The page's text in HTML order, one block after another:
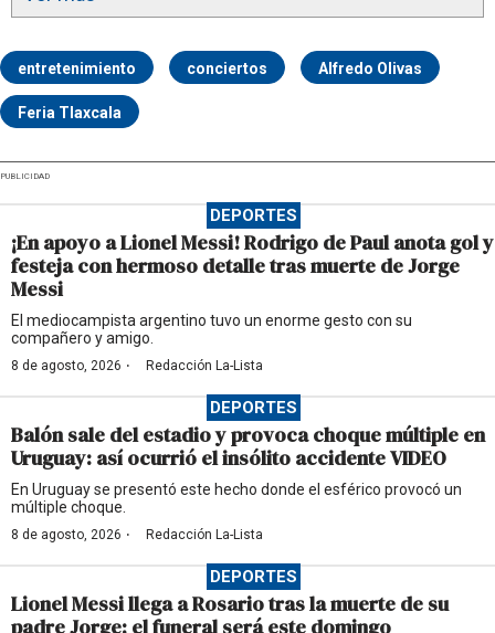
entretenimiento conciertos Alfredo Olivas
Feria Tlaxcala
PUBLICIDAD
DEPORTES
¡En apoyo a Lionel Messi! Rodrigo de Paul anota gol y
festeja con hermoso detalle tras muerte de Jorge
Messi
El mediocampista argentino tuvo un enorme gesto con su
compañero y amigo.
8 de agosto, 2026 · Redacción La-Lista
DEPORTES
Balón sale del estadio y provoca choque múltiple en
Uruguay: así ocurrió el insólito accidente VIDEO
En Uruguay se presentó este hecho donde el esférico provocó un
múltiple choque.
8 de agosto, 2026 · Redacción La-Lista
DEPORTES
Lionel Messi llega a Rosario tras la muerte de su
padre Jorge; el funeral será este domingo